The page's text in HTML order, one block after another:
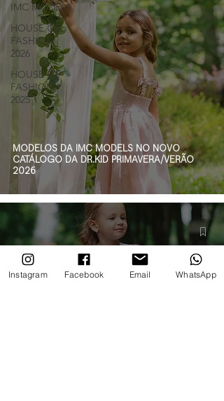
IMC MODELS
HOUSE OF
FASHION |
2026
HOUSE OF
FASHION |
2025
MODELOS DA IMC MODELS NO NOVO
CATÁLOGO DA DR.KID PRIMAVERA/VERÃO
2026
Instagram Facebook Email WhatsApp